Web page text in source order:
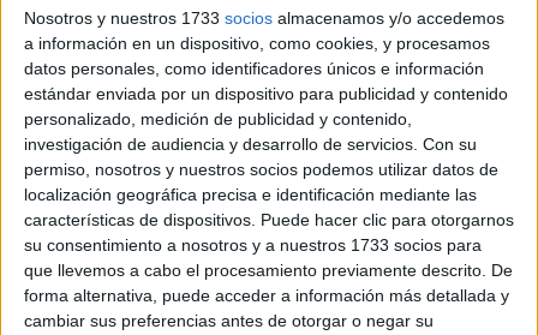
Nosotros y nuestros 1733 socios almacenamos y/o accedemos
a información en un dispositivo, como cookies, y procesamos
datos personales, como identificadores únicos e información
estándar enviada por un dispositivo para publicidad y contenido
personalizado, medición de publicidad y contenido,
investigación de audiencia y desarrollo de servicios. Con su
permiso, nosotros y nuestros socios podemos utilizar datos de
localización geográfica precisa e identificación mediante las
características de dispositivos. Puede hacer clic para otorgarnos
su consentimiento a nosotros y a nuestros 1733 socios para
que llevemos a cabo el procesamiento previamente descrito. De
forma alternativa, puede acceder a información más detallada y
cambiar sus preferencias antes de otorgar o negar su
Previamente, la reforma militar emprendida por los Reyes
Católicos, Dª. Isabel I de Castilla y D. Fernando II de
Aragón, soberanos de la Corona de Castilla (1474-1504) y
de la Corona de Aragón (1479-1516), se verá consumada
tras la llegada de D. Carlos I de España y V del Sacro
Imperio Romano Germánico (1500-1558), llamado el
Emperador o el César, y primer monarca de la Casa de
Austria con el hito referencial que conjeturará en el año
1534 la instauración de los Tercios.